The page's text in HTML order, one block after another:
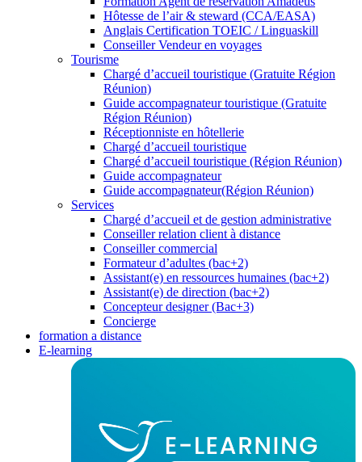
Hôtesse de l’air & steward (CCA/EASA)
Anglais Certification TOEIC / Linguaskill
Conseiller Vendeur en voyages
Tourisme
Chargé d’accueil touristique (Gratuite Région
Réunion)
Guide accompagnateur touristique (Gratuite
Région Réunion)
Réceptionniste en hôtellerie
Chargé d’accueil touristique
Chargé d’accueil touristique (Région Réunion)
Guide accompagnateur
Guide accompagnateur(Région Réunion)
Services
Chargé d’accueil et de gestion administrative
Conseiller relation client à distance
Conseiller commercial
Formateur d’adultes (bac+2)
Assistant(e) en ressources humaines (bac+2)
Assistant(e) de direction (bac+2)
Concepteur designer (Bac+3)
Concierge
formation a distance
E-learning